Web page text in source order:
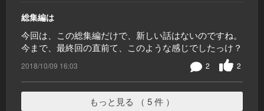
総集編は
今回は、この総集編だけで、新しい話はないのですね。
今まで、最終回の直前て、このような感じでしたっけ？
2018/10/09 16:03 2
2
もっと見る （ 5 件 ）